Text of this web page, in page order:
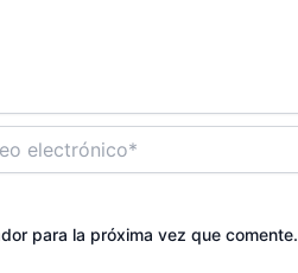
para la próxima vez que comente.